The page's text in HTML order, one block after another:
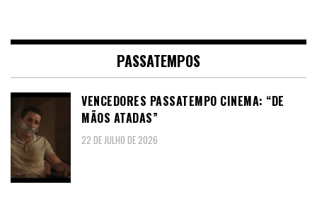
PASSATEMPOS
VENCEDORES PASSATEMPO CINEMA: “DE
MÃOS ATADAS”
22 DE JULHO DE 2026